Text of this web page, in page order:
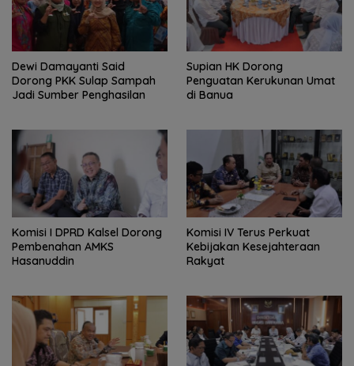
Dewi Damayanti Said
Dorong PKK Sulap Sampah
Jadi Sumber Penghasilan
Supian HK Dorong
Penguatan Kerukunan Umat
di Banua
Komisi I DPRD Kalsel Dorong
Pembenahan AMKS
Hasanuddin
Komisi IV Terus Perkuat
Kebijakan Kesejahteraan
Rakyat